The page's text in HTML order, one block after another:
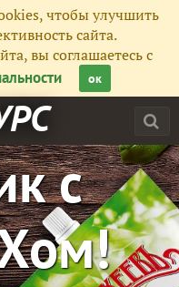
с
чтобы улучшить
сайта.
вы соглашаетесь с
ок